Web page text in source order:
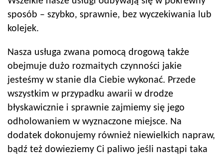
sposób – szybko, sprawnie, bez wyczekiwania lub
kolejek.
Nasza usługa zwana pomocą drogową także
obejmuje dużo rozmaitych czynności jakie
jesteśmy w stanie dla Ciebie wykonać. Przede
wszystkim w przypadku awarii w drodze
błyskawicznie i sprawnie zajmiemy się jego
odholowaniem w wyznaczone miejsce. Na
dodatek dokonujemy również niewielkich napraw,
bądź też dowieziemy Ci paliwo jeśli nastąpi taka